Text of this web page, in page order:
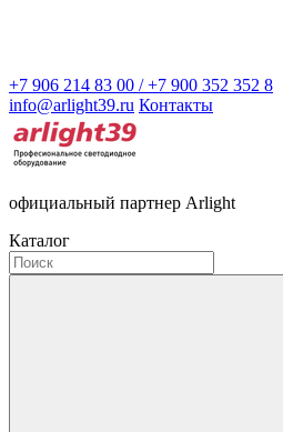
+7 906 214 83 00 / +7 900 352 352 8
info@arlight39.ru Контакты
официальный партнер Arlight
Каталог